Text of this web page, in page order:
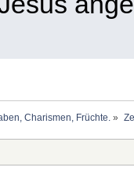
Charismen, Früchte. »